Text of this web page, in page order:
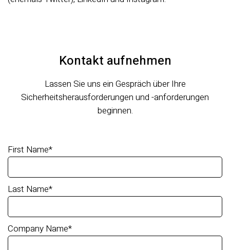
Kontakt aufnehmen
Lassen Sie uns ein Gespräch über Ihre
Sicherheitsherausforderungen und -anforderungen
beginnen.
First Name*
Last Name*
Company Name*